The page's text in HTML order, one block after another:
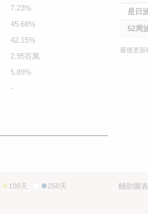
7.23%
45.68%
42.15%
2.95百萬
5.89%
-
是日
52周
最後更新
100天 250天 輔助圖